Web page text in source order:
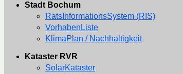
Stadt Bochum
RatsInformationsSystem (RIS)
VorhabenListe
KlimaPlan / Nachhaltigkeit
Kataster RVR
SolarKataster